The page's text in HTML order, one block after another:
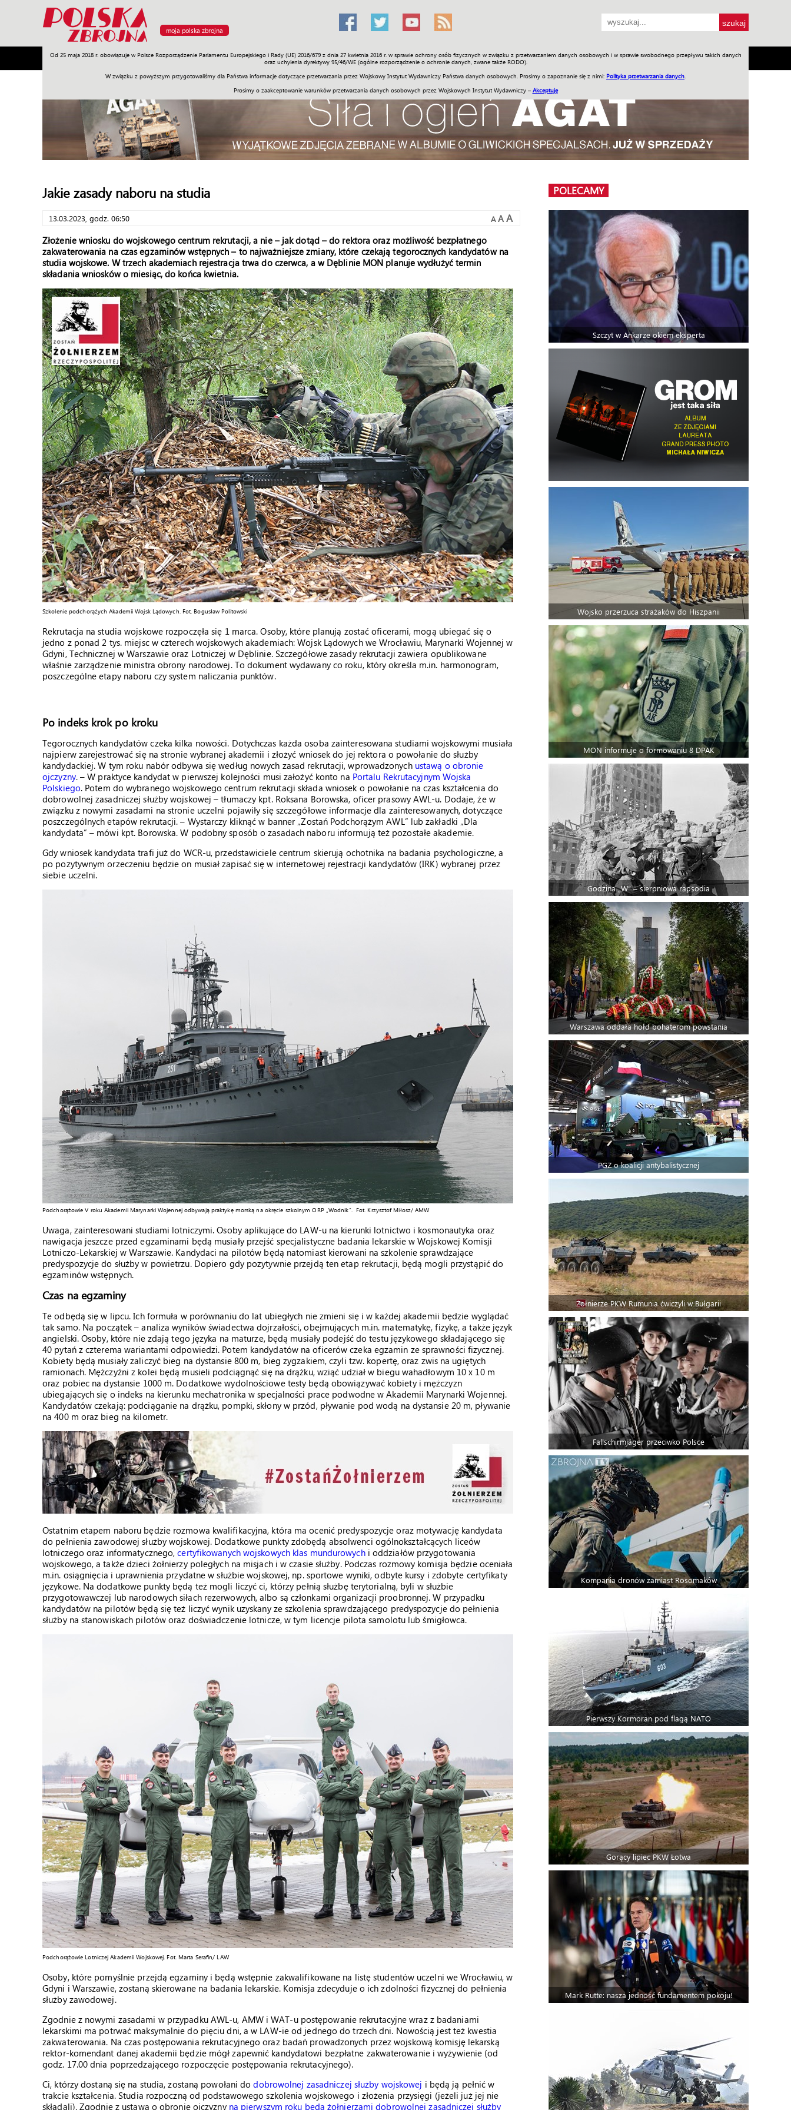
moja polska zbrojna
Od 25 maja 2018 r. obowiązuje w Polsce Rozporządzenie Parlamentu Europejskiego i Rady (UE) 2016/679 z dnia 27 kwietnia 2016 r. w sprawie ochrony osób fizycznych w związku z przetwarzaniem danych osobowych i w sprawie swobodnego przepływu takich danych
oraz uchylenia dyrektywy 95/46/WE (ogólne rozporządzenie o ochronie danych, zwane także RODO).
W związku z powyższym przygotowaliśmy dla Państwa informacje dotyczące przetwarzania przez Wojskowy Instytut Wydawniczy Państwa danych osobowych. Prosimy o zapoznanie się z nimi: Polityka przetwarzania danych
Prosimy o zaakceptowanie warunków przetwarzania danych osobowych przez Wojskowych Instytut Wydawniczy – Akceptuję
Armia Poligon Sprzęt Misje Polityka Prawo Świat Społeczność Sport Historia Galerie Wideo ENGLISH SKLEP Jednodniówki Praca w WIW
Jakie zasady naboru na studia
13.03.2023, godz. 06:50 A A A
Złożenie wniosku do wojskowego centrum rekrutacji, a nie – jak dotąd – do rektora oraz możliwość bezpłatnego
zakwaterowania na czas egzaminów wstępnych – to najważniejsze zmiany, które czekają tegorocznych kandydatów na
studia wojskowe. W trzech akademiach rejestracja trwa do czerwca, a w Dęblinie MON planuje wydłużyć termin
składania wniosków o miesiąc, do końca kwietnia.
Szkolenie podchorążych Akademii Wojsk Lądowych. Fot. Bogusław Politowski
Rekrutacja na studia wojskowe rozpoczęła się 1 marca. Osoby, które planują zostać oficerami, mogą ubiegać się o
jedno z ponad 2 tys. miejsc w czterech wojskowych akademiach: Wojsk Lądowych we Wrocławiu, Marynarki Wojennej w
Gdyni, Technicznej w Warszawie oraz Lotniczej w Dęblinie. Szczegółowe zasady rekrutacji zawiera opublikowane
właśnie zarządzenie ministra obrony narodowej. To dokument wydawany co roku, który określa m.in. harmonogram,
poszczególne etapy naboru czy system naliczania punktów.
Po indeks krok po kroku
Tegorocznych kandydatów czeka kilka nowości. Dotychczas każda osoba zainteresowana studiami wojskowymi musiała
najpierw zarejestrować się na stronie wybranej akademii i złożyć wniosek do jej rektora o powołanie do służby
kandydackiej. W tym roku nabór odbywa się według nowych zasad rekrutacji, wprowadzonych ustawą o obronie
ojczyzny. – W praktyce kandydat w pierwszej kolejności musi założyć konto na Portalu Rekrutacyjnym Wojska
Polskiego. Potem do wybranego wojskowego centrum rekrutacji składa wniosek o powołanie na czas kształcenia do
dobrowolnej zasadniczej służby wojskowej – tłumaczy kpt. Roksana Borowska, oficer prasowy AWL-u. Dodaje, że w
związku z nowymi zasadami na stronie uczelni pojawiły się szczegółowe informacje dla zainteresowanych, dotyczące
poszczególnych etapów rekrutacji. – Wystarczy kliknąć w banner „Zostań Podchorążym AWL” lub zakładki „Dla
kandydata” – mówi kpt. Borowska. W podobny sposób o zasadach naboru informują też pozostałe akademie.
Gdy wniosek kandydata trafi już do WCR-u, przedstawiciele centrum skierują ochotnika na badania psychologiczne, a
po pozytywnym orzeczeniu będzie on musiał zapisać się w internetowej rejestracji kandydatów (IRK) wybranej przez
siebie uczelni.
Podchorążowie V roku Akademii Marynarki Wojennej odbywają praktykę morską na okręcie szkolnym ORP „Wodnik”. Fot. Krzysztof Miłosz/ AMW
Uwaga, zainteresowani studiami lotniczymi. Osoby aplikujące do LAW-u na kierunki lotnictwo i kosmonautyka oraz
nawigacja jeszcze przed egzaminami będą musiały przejść specjalistyczne badania lekarskie w Wojskowej Komisji
Lotniczo-Lekarskiej w Warszawie. Kandydaci na pilotów będą natomiast kierowani na szkolenie sprawdzające
predyspozycje do służby w powietrzu. Dopiero gdy pozytywnie przejdą ten etap rekrutacji, będą mogli przystąpić do
egzaminów wstępnych.
Czas na egzaminy
Te odbędą się w lipcu. Ich formuła w porównaniu do lat ubiegłych nie zmieni się i w każdej akademii będzie wyglądać
tak samo. Na początek – analiza wyników świadectwa dojrzałości, obejmujących m.in. matematykę, fizykę, a także język
angielski. Osoby, które nie zdają tego języka na maturze, będą musiały podejść do testu językowego składającego się
40 pytań z czterema wariantami odpowiedzi. Potem kandydatów na oficerów czeka egzamin ze sprawności fizycznej.
Kobiety będą musiały zaliczyć bieg na dystansie 800 m, bieg zygzakiem, czyli tzw. kopertę, oraz zwis na ugiętych
ramionach. Mężczyźni z kolei będą musieli podciągnąć się na drążku, wziąć udział w biegu wahadłowym 10 x 10 m
oraz pobiec na dystansie 1000 m. Dodatkowe wydolnościowe testy będą obowiązywać kobiety i mężczyzn
ubiegających się o indeks na kierunku mechatronika w specjalności prace podwodne w Akademii Marynarki Wojennej.
Kandydatów czekają: podciąganie na drążku, pompki, skłony w przód, pływanie pod wodą na dystansie 20 m, pływanie
na 400 m oraz bieg na kilometr.
Ostatnim etapem naboru będzie rozmowa kwalifikacyjna, która ma ocenić predyspozycje oraz motywację kandydata
do pełnienia zawodowej służby wojskowej. Dodatkowe punkty zdobędą absolwenci ogólnokształcących liceów
lotniczego oraz informatycznego,certyfikowanych wojskowych klas mundurowychi oddziałów przygotowania
wojskowego, a także dzieci żołnierzy poległych na misjach i w czasie służby. Podczas rozmowy komisja będzie oceniała
m.in. osiągnięcia i uprawnienia przydatne w służbie wojskowej, np. sportowe wyniki, odbyte kursy i zdobyte certyfikaty
językowe. Na dodatkowe punkty będą też mogli liczyć ci, którzy pełnią służbę terytorialną, byli w służbie
przygotowawczej lub narodowych siłach rezerwowych, albo są członkami organizacji proobronnej. W przypadku
kandydatów na pilotów będą się też liczyć wynik uzyskany ze szkolenia sprawdzającego predyspozycje do pełnienia
służby na stanowiskach pilotów oraz doświadczenie lotnicze, w tym licencje pilota samolotu lub śmigłowca.
Podchorążowie Lotniczej Akademii Wojskowej. Fot. Marta Serafin/ LAW
Osoby, które pomyślnie przejdą egzaminy i będą wstępnie zakwalifikowane na listę studentów uczelni we Wrocławiu, w
Gdyni i Warszawie, zostaną skierowane na badania lekarskie. Komisja zdecyduje o ich zdolności fizycznej do pełnienia
służby zawodowej.
Zgodnie z nowymi zasadami w przypadku AWL-u, AMW i WAT-u postępowanie rekrutacyjne wraz z badaniami
lekarskimi ma potrwać maksymalnie do pięciu dni, a w LAW-ie od jednego do trzech dni. Nowością jest też kwestia
zakwaterowania. Na czas postępowania rekrutacyjnego oraz badań prowadzonych przez wojskową komisję lekarską
rektor-komendant danej akademii będzie mógł zapewnić kandydatowi bezpłatne zakwaterowanie i wyżywienie (od
godz. 17.00 dnia poprzedzającego rozpoczęcie postępowania rekrutacyjnego).
Ci, którzy dostaną się na studia, zostaną powołani dodobrowolnej zasadniczej służby wojskowej i będą ją pełnić w
trakcie kształcenia. Studia rozpoczną od podstawowego szkolenia wojskowego i złożenia przysięgi (jeżeli już jej nie
składali). Zgodnie z ustawą o obronie ojczyzny na pierwszym roku będą żołnierzami dobrowolnej zasadniczej służby
POLECAMY
Szczyt w Ankarze okiem eksperta
Wojsko przerzuca strażaków do Hiszpanii
MON informuje o formowaniu 8 DPAK
Godzina „W” – sierpniowa rapsodia
Warszawa oddała hołd bohaterom powstania
PGZ o koalicji antybalistycznej
Żołnierze PKW Rumunia ćwiczyli w Bułgarii
Fallschirmjäger przeciwko Polsce
Kompania dronów zamiast Rosomaków
Pierwszy Kormoran pod flagą NATO
Gorący lipiec PKW Łotwa
Mark Rutte: nasza jedność fundamentem pokoju!